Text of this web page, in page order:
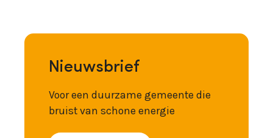
Nieuwsbrief
Voor een duurzame gemeente die
bruist van schone energie